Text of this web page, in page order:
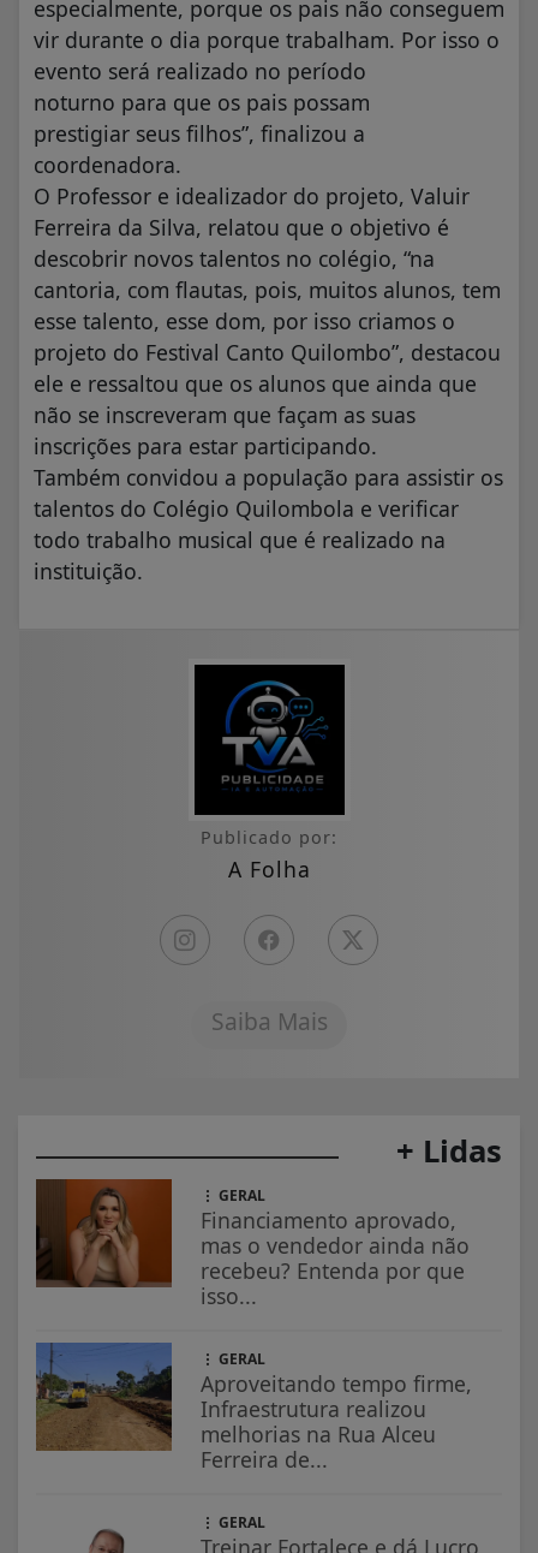
especialmente, porque os pais não conseguem
vir durante o dia porque trabalham. Por isso o
evento será realizado no período
noturno para que os pais possam
prestigiar seus filhos”, finalizou a
coordenadora.
O Professor e idealizador do projeto, Valuir
Ferreira da Silva, relatou que o objetivo é
descobrir novos talentos no colégio, “na
cantoria, com flautas, pois, muitos alunos, tem
esse talento, esse dom, por isso criamos o
projeto do Festival Canto Quilombo”, destacou
ele e ressaltou que os alunos que ainda que
não se inscreveram que façam as suas
inscrições para estar participando.
Também convidou a população para assistir os
talentos do Colégio Quilombola e verificar
todo trabalho musical que é realizado na
instituição.
Publicado por:
A Folha
Saiba Mais
+ Lidas
GERAL
Financiamento aprovado,
mas o vendedor ainda não
recebeu? Entenda por que
isso...
GERAL
Aproveitando tempo firme,
Infraestrutura realizou
melhorias na Rua Alceu
Ferreira de...
GERAL